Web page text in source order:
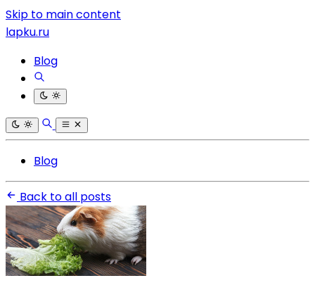
Skip to main content
lapku.ru
Blog
Blog
Back to all posts